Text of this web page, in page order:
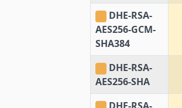
DHE-RSA-
AES256-GCM-
SHA384
DHE-RSA-
AES256-SHA